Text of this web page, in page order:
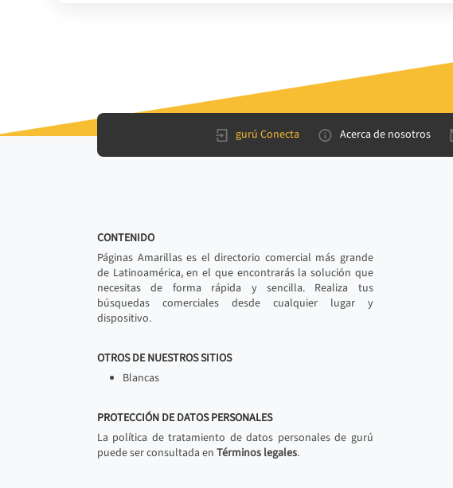
gurú Conecta Acerca de nosotros
CONTENIDO
Páginas Amarillas es el directorio comercial más grande
de Latinoamérica, en el que encontrarás la solución que
necesitas de forma rápida y sencilla. Realiza tus
búsquedas comerciales desde cualquier lugar y
dispositivo.
OTROS DE NUESTROS SITIOS
Blancas
PROTECCIÓN DE DATOS PERSONALES
La política de tratamiento de datos personales de gurú
puede ser consultada en Términos legales.